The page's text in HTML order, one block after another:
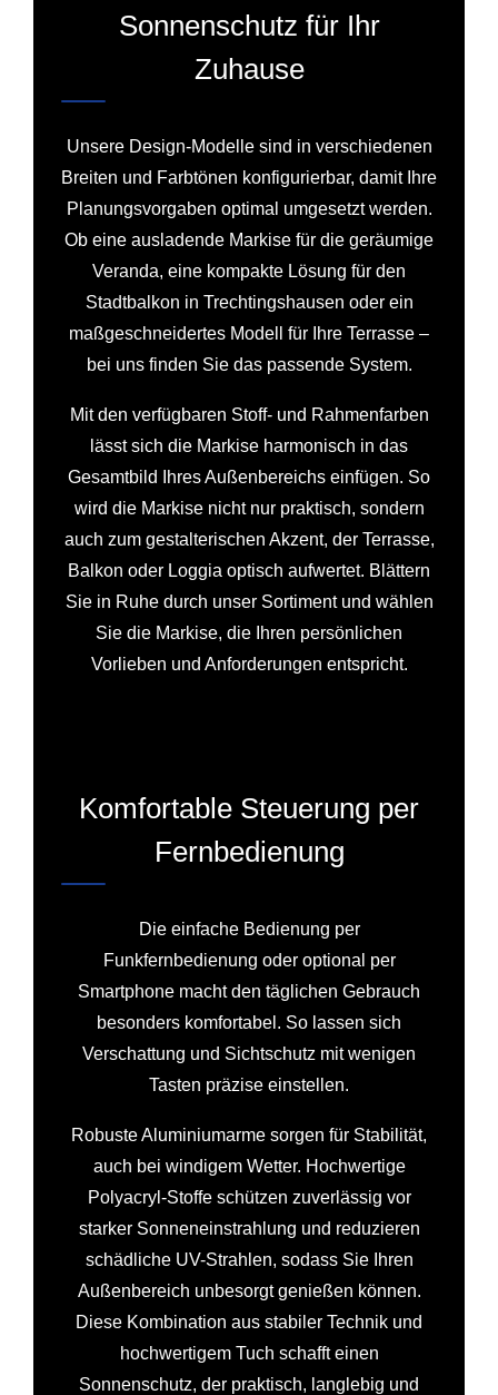
Sonnenschutz für Ihr
Zuhause
Unsere Design-Modelle sind in verschiedenen
Breiten und Farbtönen konfigurierbar, damit Ihre
Planungsvorgaben optimal umgesetzt werden.
Ob eine ausladende Markise für die geräumige
Veranda, eine kompakte Lösung für den
Stadtbalkon in Trechtingshausen oder ein
maßgeschneidertes Modell für Ihre Terrasse –
bei uns finden Sie das passende System.
Mit den verfügbaren Stoff- und Rahmenfarben
lässt sich die Markise harmonisch in das
Gesamtbild Ihres Außenbereichs einfügen. So
wird die Markise nicht nur praktisch, sondern
auch zum gestalterischen Akzent, der Terrasse,
Balkon oder Loggia optisch aufwertet. Blättern
Sie in Ruhe durch unser Sortiment und wählen
Sie die Markise, die Ihren persönlichen
Vorlieben und Anforderungen entspricht.
Komfortable Steuerung per
Fernbedienung
Die einfache Bedienung per
Funkfernbedienung oder optional per
Smartphone macht den täglichen Gebrauch
besonders komfortabel. So lassen sich
Verschattung und Sichtschutz mit wenigen
Tasten präzise einstellen.
Robuste Aluminiumarme sorgen für Stabilität,
auch bei windigem Wetter. Hochwertige
Polyacryl-Stoffe schützen zuverlässig vor
starker Sonneneinstrahlung und reduzieren
schädliche UV-Strahlen, sodass Sie Ihren
Außenbereich unbesorgt genießen können.
Diese Kombination aus stabiler Technik und
hochwertigem Tuch schafft einen
Sonnenschutz, der praktisch, langlebig und